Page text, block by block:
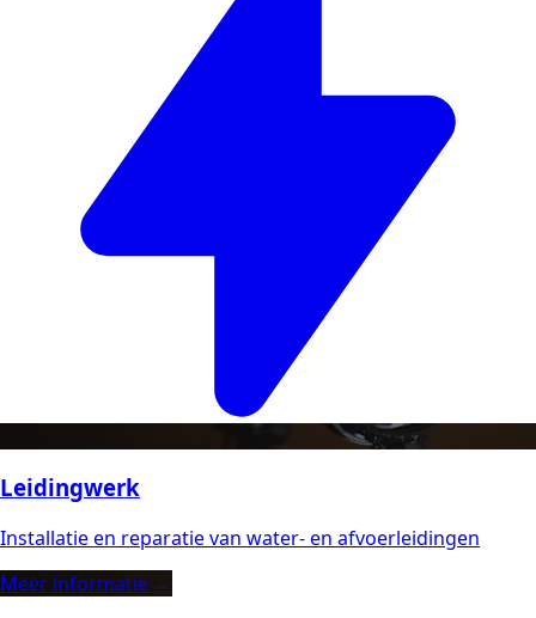
Leidingwerk
Installatie en reparatie van water- en afvoerleidingen
Meer informatie →